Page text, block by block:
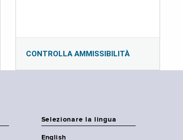
CONTROLLA AMMISSIBILITÀ
Selezionare la lingua
English